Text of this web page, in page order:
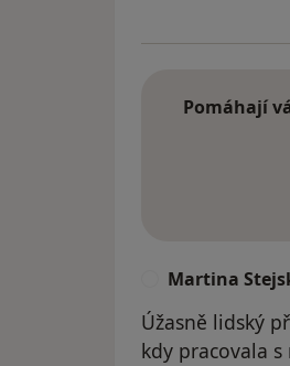
Pomáhají
Martina
Úžasně lidský
kdy pracovala